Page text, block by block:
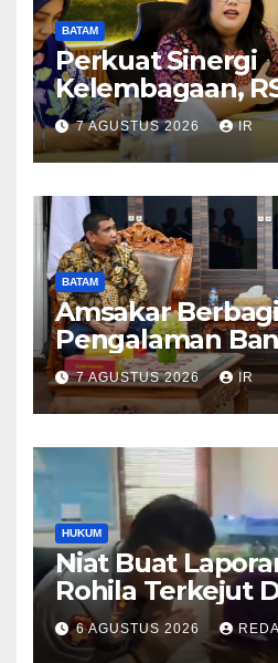
BATAM
Perkuat Sinergi
Kelembagaan,
dan BPOM
Pelayanan dan
Obat Aman
7 AGUSTUS 2026 IR
BATAM
Amsakar Berbagi
Pengalaman
DPRD Dumai
Pendidikan
7 AGUSTUS 2026 IR
HUKUM
Niat Buat
Rohila Terkejut
Bantuan dari
Kombes Pol
6 AGUSTUS 2026